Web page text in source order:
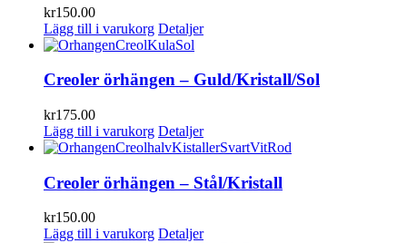
kr150.00
Lägg till i varukorg Detaljer
Creoler örhängen – Guld/Kristall/Sol
kr175.00
Lägg till i varukorg Detaljer
Creoler örhängen – Stål/Kristall
kr150.00
Lägg till i varukorg Detaljer